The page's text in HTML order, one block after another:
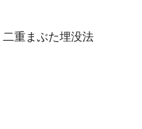
二重まぶた埋没法